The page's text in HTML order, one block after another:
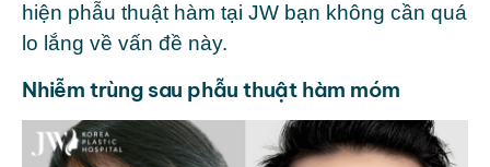
hiện phẫu thuật hàm tại JW bạn không cần quá
lo lắng về vấn đề này.
Nhiễm trùng sau phẫu thuật hàm móm